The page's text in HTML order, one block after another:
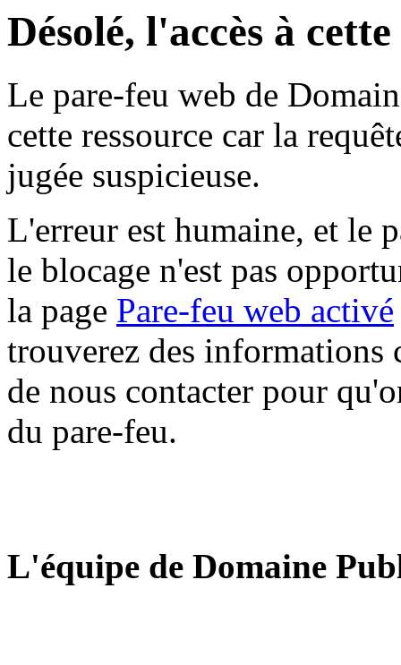
Désolé, l'accès à
Le pare-feu web de
cette ressource car la
jugée suspicieuse.
L'erreur est humaine, et le
le blocage n'est pas
la page Pare-feu web activé
trouverez des informations
de nous contacter pour
du pare-feu.
L'équipe de Domaine